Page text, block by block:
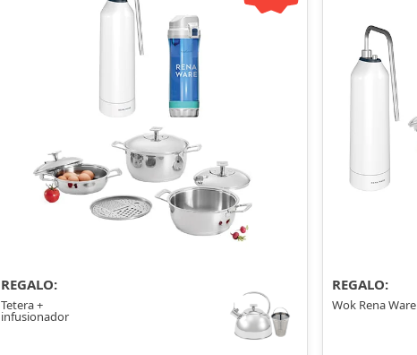
REGALO:
Tetera +
infusionador
REGALO:
Wok Rena Ware